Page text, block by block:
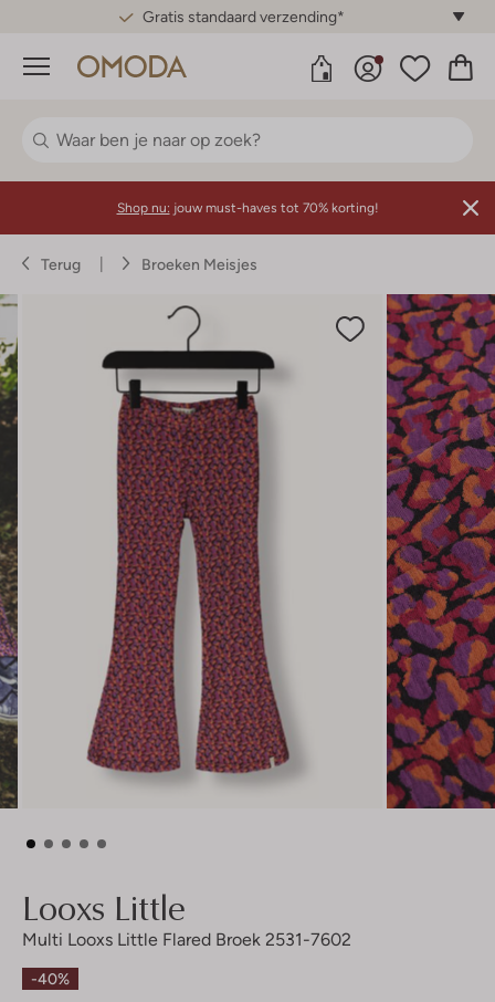
Gratis standaard verzending*
Menu
Shop nu: jouw must-haves tot 70% korting!
Terug Broeken Meisjes
Looxs Little
Multi Looxs Little Flared Broek 2531-7602
-40%